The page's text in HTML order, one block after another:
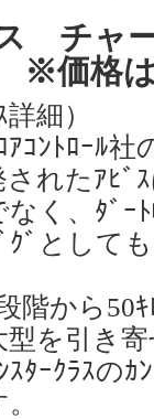
チャ
※価格は
詳細）
ｺﾝﾄﾛｰﾙ社
されたｱﾋﾞ
く、ﾀﾞｰ
ｸﾞとして
階から50ｷ
型を引き
ｽﾀｰｸﾗｽの